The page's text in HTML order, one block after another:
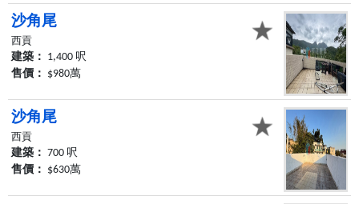
沙角尾
西貢
建築： 1,400 呎
售價： $980萬
沙角尾
西貢
建築： 700 呎
售價： $630萬